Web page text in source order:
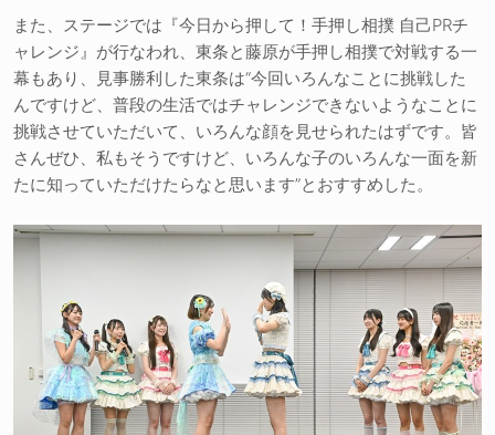
また、ステージでは『今日から押して！手押し相撲 自己PRチ
ャレンジ』が行なわれ、東条と藤原が手押し相撲で対戦する一
幕もあり、見事勝利した東条は“今回いろんなことに挑戦した
んですけど、普段の生活ではチャレンジできないようなことに
挑戦させていただいて、いろんな顔を見せられたはずです。皆
さんぜひ、私もそうですけど、いろんな子のいろんな一面を新
たに知っていただけたらなと思います”とおすすめした。